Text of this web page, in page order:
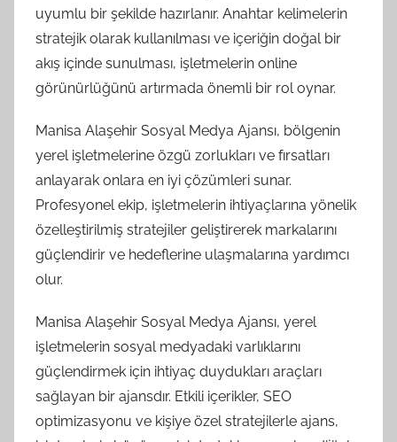
uyumlu bir şekilde hazırlanır. Anahtar kelimelerin
stratejik olarak kullanılması ve içeriğin doğal bir
akış içinde sunulması, işletmelerin online
görünürlüğünü artırmada önemli bir rol oynar.
Manisa Alaşehir Sosyal Medya Ajansı, bölgenin
yerel işletmelerine özgü zorlukları ve fırsatları
anlayarak onlara en iyi çözümleri sunar.
Profesyonel ekip, işletmelerin ihtiyaçlarına yönelik
özelleştirilmiş stratejiler geliştirerek markalarını
güçlendirir ve hedeflerine ulaşmalarına yardımcı
olur.
Manisa Alaşehir Sosyal Medya Ajansı, yerel
işletmelerin sosyal medyadaki varlıklarını
güçlendirmek için ihtiyaç duydukları araçları
sağlayan bir ajansdır. Etkili içerikler, SEO
optimizasyonu ve kişiye özel stratejilerle ajans,